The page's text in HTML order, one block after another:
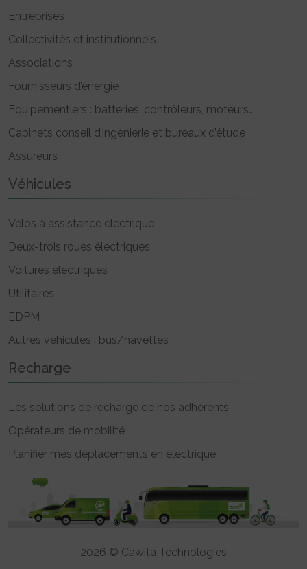
Entreprises
Collectivités et institutionnels
Associations
Fournisseurs d’énergie
Equipementiers : batteries, contrôleurs, moteurs..
Cabinets conseil d’ingénierie et bureaux d’étude
Assureurs
Véhicules
Vélos à assistance électrique
Deux-trois roues électriques
Voitures électriques
Utilitaires
EDPM
Autres véhicules : bus/navettes
Recharge
Les solutions de recharge de nos adhérents
Opérateurs de mobilité
Planifier mes déplacements en électrique
2026 © Cawita Technologies